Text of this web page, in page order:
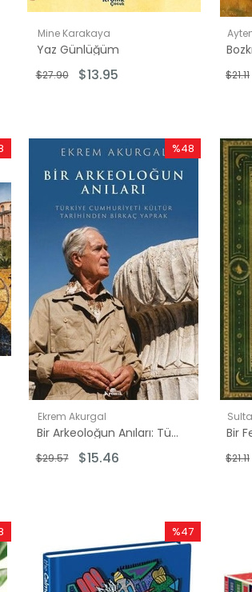
Mine Karakaya
Yaz Günlüğüm
$13.95
$27.90 $21.11
Ekrem Akurgal
Bir Arkeoloğun Anıları: Türkiye Cumhuriyeti Kültür Tarihinden Birkaç Yaprak
$15.46
$29.57
%48
İndirim
$21.11
%47
İndirim
%47İndirim